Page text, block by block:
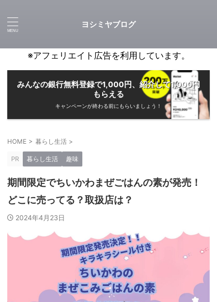
ヨシミヤブログ
※アフェリエイト広告を利用しています。
みんなの銀行無料登録で1,000円、紹介して1,000円
もらえる
キャンペーンが終わる前にもらいましょう！
HOME > 暮らし生活 >
PR 暮らし生活 趣味
期間限定でちいかわまぜごはんの素が発売！
どこに売ってる？取扱店は？
2024年4月23日